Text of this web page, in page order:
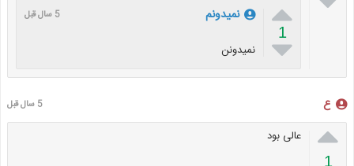

1

نمیدونم 5 سال قبل
نمیدونن
ع 5 سال قبل

1
عالی بود